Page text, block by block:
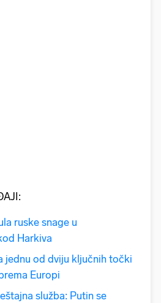
ruske snage u
Harkiva
jednu od dviju ključnih točki
Europi
služba: Putin se